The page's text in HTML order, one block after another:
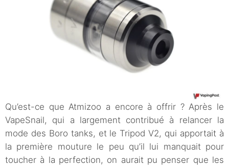
Qu’est-ce que Atmizoo a encore à offrir ? Après le
VapeSnail, qui a largement contribué à relancer la
mode des Boro tanks, et le Tripod V2, qui apportait à
la première mouture le peu qu’il lui manquait pour
toucher à la perfection, on aurait pu penser que les